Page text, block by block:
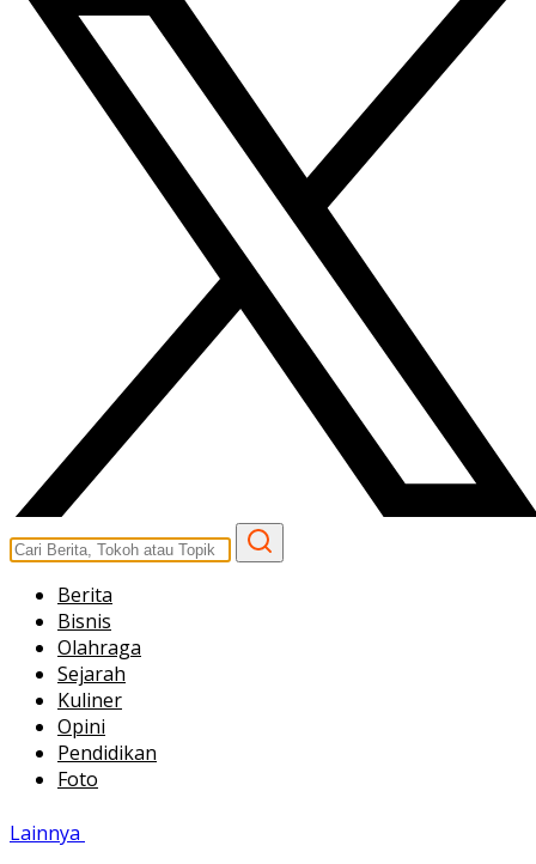
Berita
Bisnis
Olahraga
Sejarah
Kuliner
Opini
Pendidikan
Foto
Lainnya